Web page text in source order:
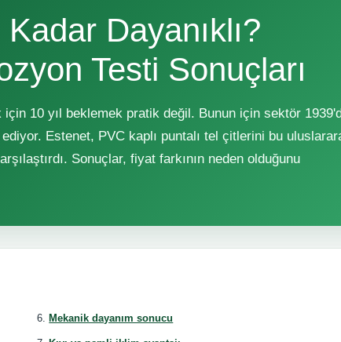
Dayanıklı?
Testi Sonuçları
için 10 yıl beklemek pratik değil. Bunun için sektör
Estenet, PVC kaplı puntalı tel çitlerini bu
Sonuçlar, fiyat farkının neden olduğunu
Mekanik dayanım sonucu